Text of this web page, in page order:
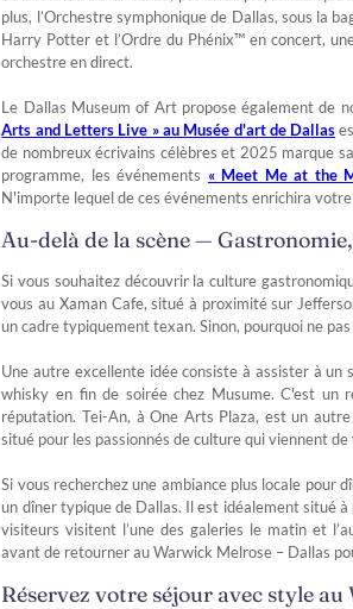
plus, l’Orchestre symphonique de Dallas, sous la
Harry Potter et l’Ordre du Phénix™ en concert,
orchestre en direct.
Le Dallas Museum of Art propose également de
Arts and Letters Live » au Musée d'art de Dallas
de nombreux écrivains célèbres et 2025 marque
programme, les événements « Meet Me at the
N'importe lequel de ces événements enrichira
Au-delà de la scène —
Si vous souhaitez découvrir la culture
vous au Xaman Cafe, situé à proximité sur
un cadre typiquement texan. Sinon, pourquoi ne
Une autre excellente idée consiste à assister à un
whisky en fin de soirée chez Musume. C'est un
réputation. Tei-An, à One Arts Plaza, est un
situé pour les passionnés de culture qui viennent
Si vous recherchez une ambiance plus locale pour
un dîner typique de Dallas. Il est idéalement situé
visiteurs visitent l’une des galeries le matin et
avant de retourner au Warwick Melrose – Dallas
Réservez votre séjour avec style